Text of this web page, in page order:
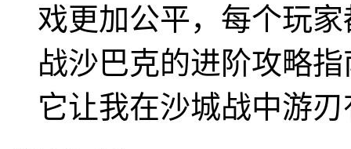
戏更加公平，每个玩
战沙巴克的进阶攻略
它让我在沙城战中游